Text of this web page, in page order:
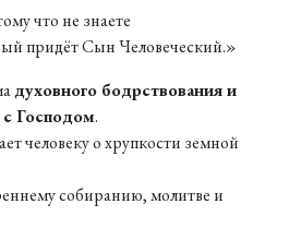
что не знаете
придёт Сын Человеческий.»
духовного бодрствования и
с Господом.
человеку о хрупкости земной
собиранию, молитве и